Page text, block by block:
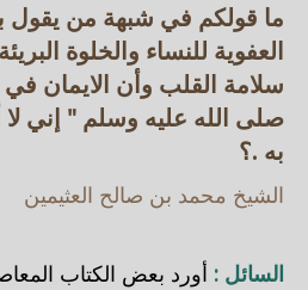
ما قولكم في شبهة من يقول
العفوية للنساء والخلوة
سلامة القلب وأن الايمان في
صلى الله عليه وسلم " إني
به .؟
الشيخ محمد بن صالح العثيمين
السائل : أورد بعض الكتاب